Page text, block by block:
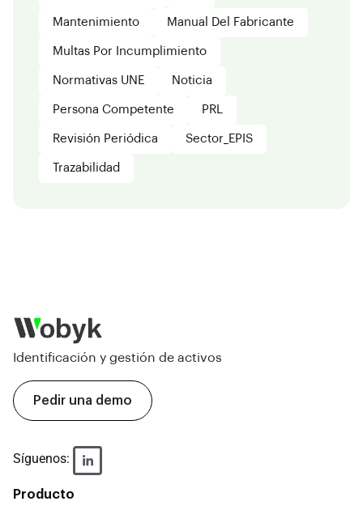
Mantenimiento Manual Del Fabricante
Multas Por Incumplimiento
Normativas UNE Noticia
Persona Competente PRL
Revisión Periódica Sector_EPIS
Trazabilidad
Identificación y gestión de activos
Pedir una demo
Síguenos:
Producto